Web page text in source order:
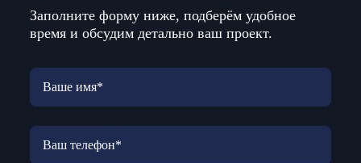
Заполните форму ниже, подберём удобное
время и обсудим детально ваш проект.